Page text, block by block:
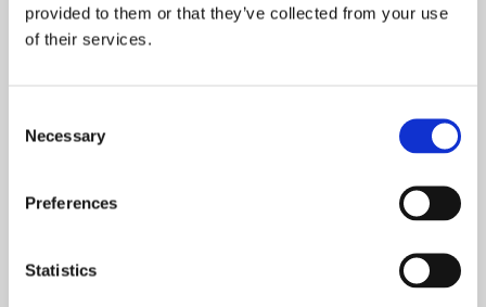
provided to them or that they’ve collected from your use
of their services.
Selection
Necessary
Preferences
Statistics
69,00 zł